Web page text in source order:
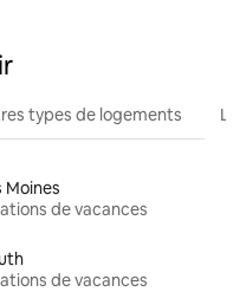
types de logements
Moines
de vacances
de vacances